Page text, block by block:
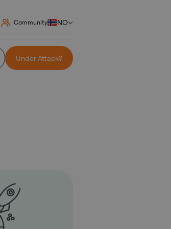
Community NO
Under Attack?